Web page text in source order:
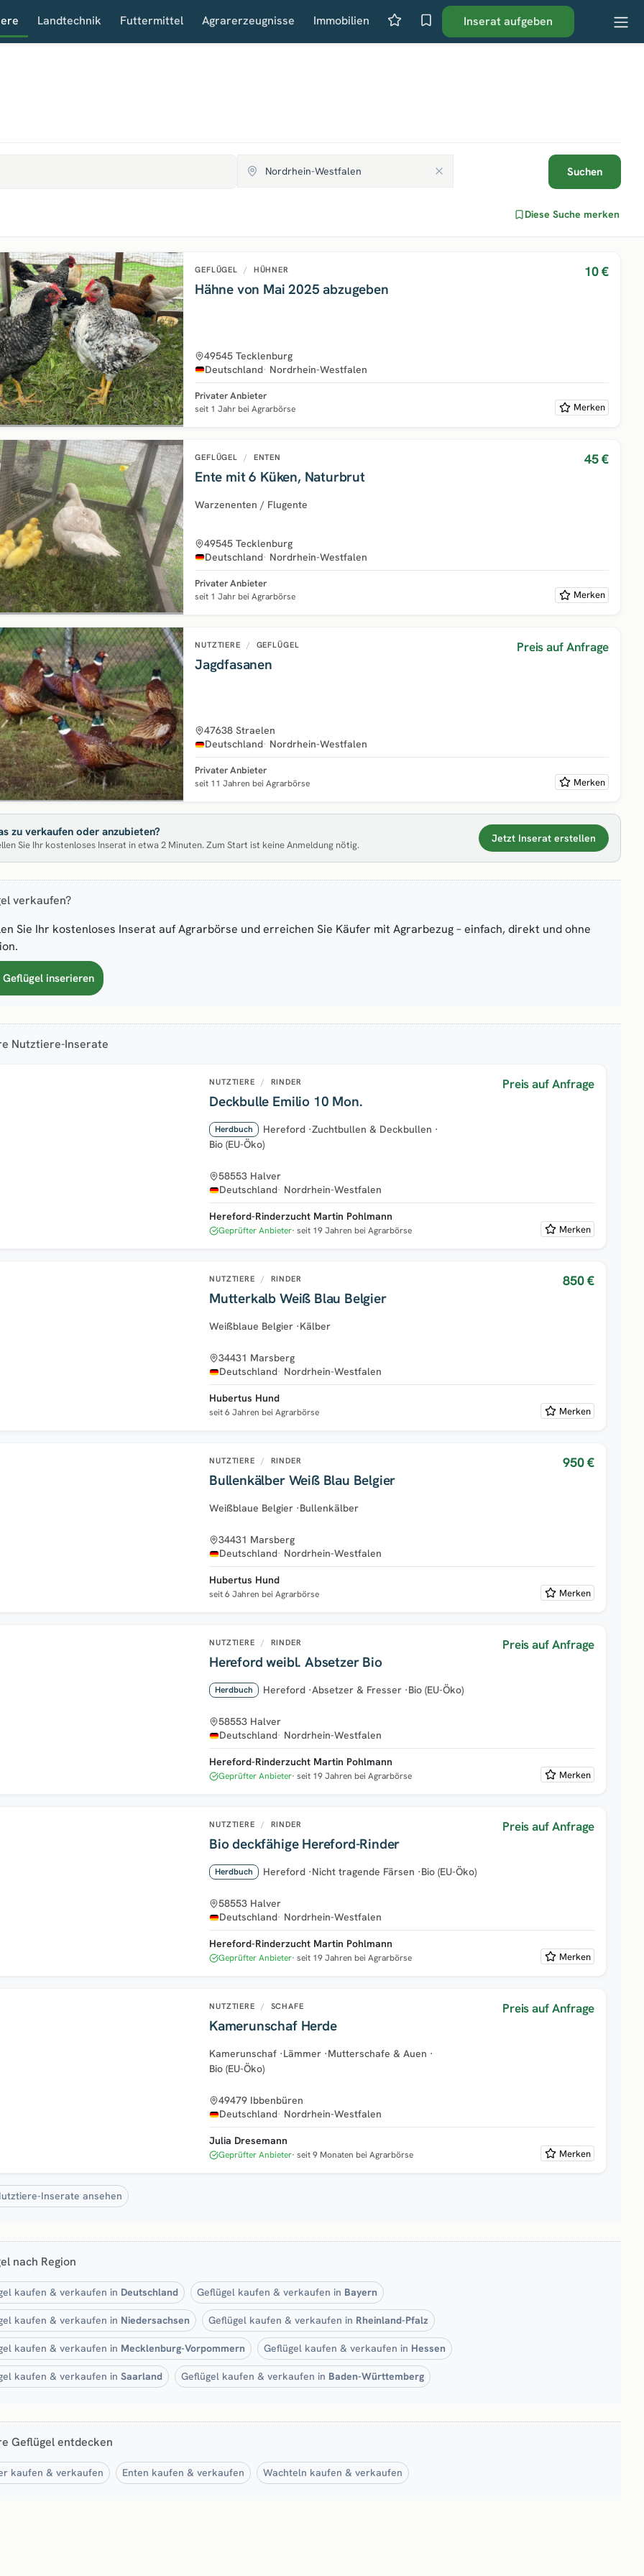
Landtechnik Futtermittel Agrarerzeugnisse Immobilien Inserat aufgeben
Suchen
Diese Suche merken
GEFLÜGEL / HÜHNER
Hähne von Mai 2025 abzugeben
10 €
49545 Tecklenburg
Deutschland Nordrhein-Westfalen
Privater Anbieter
seit 1 Jahr bei Agrarbörse Merken
GEFLÜGEL / ENTEN
Ente mit 6 Küken, Naturbrut
45 €
Warzenenten / Flugente
49545 Tecklenburg
Deutschland Nordrhein-Westfalen
Privater Anbieter
seit 1 Jahr bei Agrarbörse Merken
NUTZTIERE / GEFLÜGEL
Jagdfasanen
Preis auf Anfrage
47638 Straelen
Deutschland Nordrhein-Westfalen
Privater Anbieter
seit 11 Jahren bei Agrarbörse Merken
zu verkaufen oder anzubieten?
Sie Ihr kostenloses Inserat in etwa 2 Minuten. Zum Start ist keine Anmeldung nötig.
Jetzt Inserat erstellen
verkaufen?
Sie Ihr kostenloses Inserat auf Agrarbörse und erreichen Sie Käufer mit Agrarbezug – einfach, direkt und ohne
inserieren
Nutztiere-Inserate
NUTZTIERE / RINDER
Deckbulle Emilio 10 Mon.
Preis auf Anfrage
Herdbuch Hereford ·Zuchtbullen & Deckbullen ·
Bio (EU-Öko)
58553 Halver
Deutschland Nordrhein-Westfalen
Hereford-Rinderzucht Martin Pohlmann
Geprüfter Anbieter seit 19 Jahren bei Agrarbörse Merken
NUTZTIERE / RINDER
Mutterkalb Weiß Blau Belgier
850 €
Weißblaue Belgier ·Kälber
34431 Marsberg
Deutschland Nordrhein-Westfalen
Hubertus Hund
seit 6 Jahren bei Agrarbörse Merken
NUTZTIERE / RINDER
Bullenkälber Weiß Blau Belgier
950 €
Weißblaue Belgier ·Bullenkälber
34431 Marsberg
Deutschland Nordrhein-Westfalen
Hubertus Hund
seit 6 Jahren bei Agrarbörse Merken
NUTZTIERE / RINDER
Hereford weibl. Absetzer Bio
Preis auf Anfrage
Herdbuch Hereford ·Absetzer & Fresser ·Bio (EU-Öko)
58553 Halver
Deutschland Nordrhein-Westfalen
Hereford-Rinderzucht Martin Pohlmann
Geprüfter Anbieter seit 19 Jahren bei Agrarbörse Merken
NUTZTIERE / RINDER
Bio deckfähige Hereford-Rinder
Preis auf Anfrage
Herdbuch Hereford ·Nicht tragende Färsen ·Bio (EU-Öko)
58553 Halver
Deutschland Nordrhein-Westfalen
Hereford-Rinderzucht Martin Pohlmann
Geprüfter Anbieter seit 19 Jahren bei Agrarbörse Merken
NUTZTIERE / SCHAFE
Kamerunschaf Herde
Preis auf Anfrage
Kamerunschaf ·Lämmer ·Mutterschafe & Auen ·
Bio (EU-Öko)
49479 Ibbenbüren
Deutschland Nordrhein-Westfalen
Julia Dresemann
Geprüfter Anbieter seit 9 Monaten bei Agrarbörse Merken
Inserate ansehen
nach Region
kaufen & verkaufen in Deutschland Geflügel kaufen & verkaufen in Bayern
kaufen & verkaufen in Niedersachsen Geflügel kaufen & verkaufen in Rheinland-Pfalz
kaufen & verkaufen in Mecklenburg-Vorpommern Geflügel kaufen & verkaufen in Hessen
kaufen & verkaufen in Saarland Geflügel kaufen & verkaufen in Baden-Württemberg
Geflügel entdecken
kaufen & verkaufen Enten kaufen & verkaufen Wachteln kaufen & verkaufen